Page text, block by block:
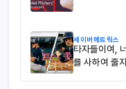
세이버메트릭스
타자들이여,
를 사하여 줄